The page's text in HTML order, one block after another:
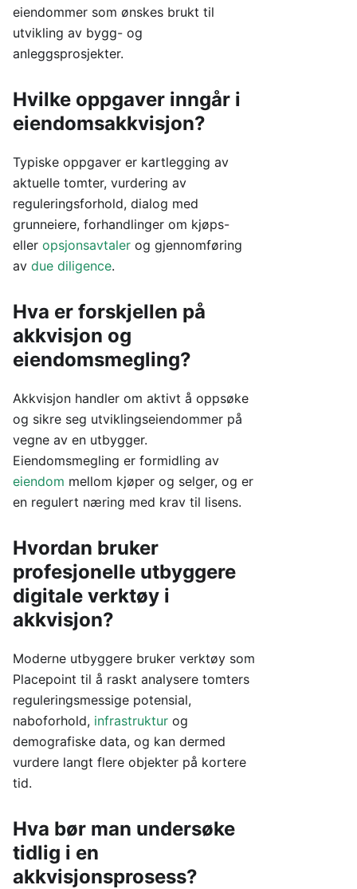
eiendommer som ønskes brukt til
utvikling av bygg- og
anleggsprosjekter.
Hvilke oppgaver inngår i
eiendomsakkvisjon?
Typiske oppgaver er kartlegging av
aktuelle tomter, vurdering av
reguleringsforhold, dialog med
grunneiere, forhandlinger om kjøps-
eller opsjonsavtaler og gjennomføring
av due diligence.
Hva er forskjellen på
akkvisjon og
eiendomsmegling?
Akkvisjon handler om aktivt å oppsøke
og sikre seg utviklingseiendommer på
vegne av en utbygger.
Eiendomsmegling er formidling av
eiendom mellom kjøper og selger, og er
en regulert næring med krav til lisens.
Hvordan bruker
profesjonelle utbyggere
digitale verktøy i
akkvisjon?
Moderne utbyggere bruker verktøy som
Placepoint til å raskt analysere tomters
reguleringsmessige potensial,
naboforhold, infrastruktur og
demografiske data, og kan dermed
vurdere langt flere objekter på kortere
tid.
Hva bør man undersøke
tidlig i en
akkvisjonsprosess?